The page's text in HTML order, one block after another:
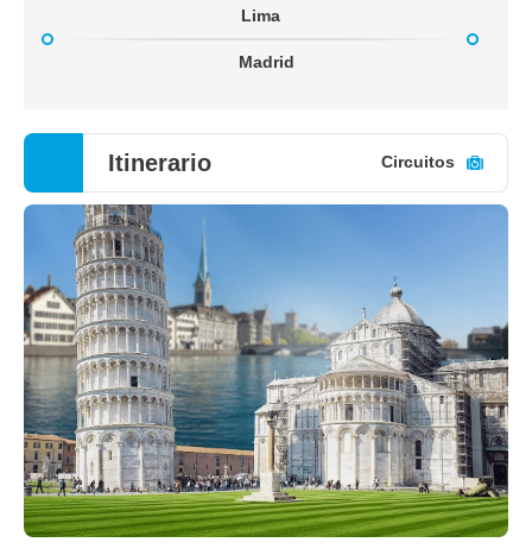
Lima
Madrid
Itinerario Circuitos